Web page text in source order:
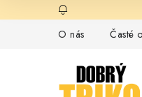
na
O nás
Časté